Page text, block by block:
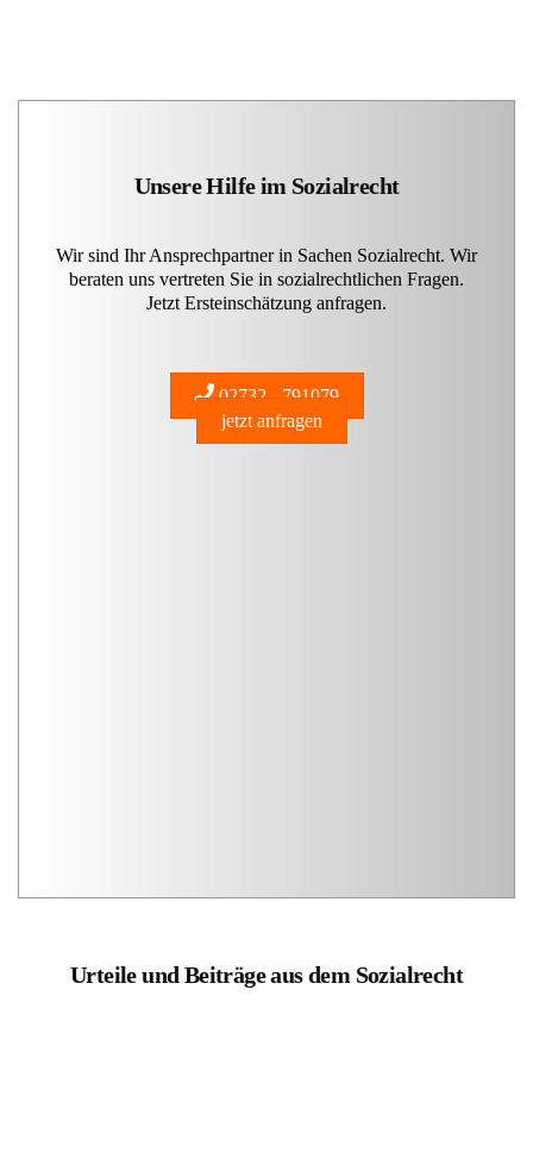
Unsere Hilfe im Sozialrecht
Wir sind Ihr Ansprechpartner in Sachen Sozialrecht. Wir
beraten uns vertreten Sie in sozialrechtlichen Fragen.
Jetzt Ersteinschätzung anfragen.
02732 - 791079
jetzt anfragen
Urteile und Beiträge aus dem Sozialrecht